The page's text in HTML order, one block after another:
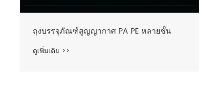
ถุงบรรจุภัณฑ์สูญญากาศ PA PE หลายชั้น
ดูเพิ่มเติม >>